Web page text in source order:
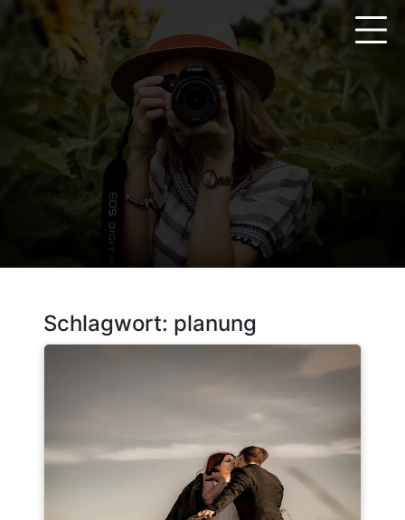
springen
Schlagwort: planung